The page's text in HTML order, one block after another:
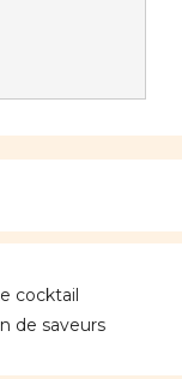
cocktail
de saveurs